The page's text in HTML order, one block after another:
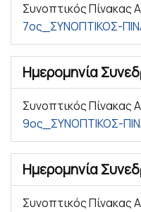
Συνοπτικός Πίνακας
7ος_ΣΥΝΟΠΤΙΚΟΣ-
Ημερομηνία
Συνοπτικός Πίνακας
9ος_ΣΥΝΟΠΤΙΚΟΣ-
Ημερομηνία
Συνοπτικός Πίνακας